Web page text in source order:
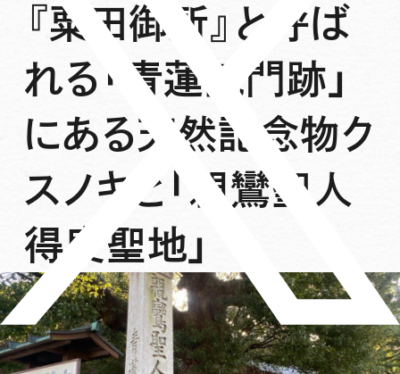
『粟田御所』と呼ば
れる「青蓮院門跡」
にある天然記念物ク
スノキと「親鸞聖人
得度聖地」